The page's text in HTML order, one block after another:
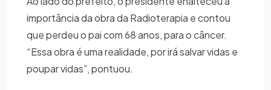
importância da obra da Radioterapia e contou
que perdeu o pai com 68 anos, para o câncer.
“Essa obra é uma realidade, por irá salvar vidas e
poupar vidas”, pontuou.